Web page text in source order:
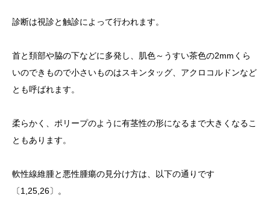
診断は視診と触診によって行われます。
首と頚部や脇の下などに多発し、肌色～うすい茶色の2mmくら
いのできもので小さいものはスキンタッグ、アクロコルドンなど
とも呼ばれます。
柔らかく、ポリープのように有茎性の形になるまで大きくなるこ
ともあります。
軟性線維腫と悪性腫瘍の見分け方は、以下の通りです
〔1,25,26〕。